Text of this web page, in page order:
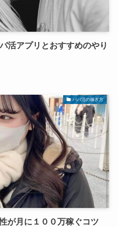
活アプリとおすすめのやり
パパ活の稼ぎ方
が月に１００万稼ぐコツ